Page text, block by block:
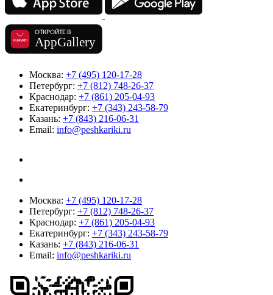
Москва: +7 (495) 120-17-28
Петербург: +7 (812) 748-26-37
Краснодар: +7 (861) 205-04-93
Екатеринбург: +7 (343) 243-58-79
Казань: +7 (843) 216-06-31
Email: info@peshkariki.ru
Москва: +7 (495) 120-17-28
Петербург: +7 (812) 748-26-37
Краснодар: +7 (861) 205-04-93
Екатеринбург: +7 (343) 243-58-79
Казань: +7 (843) 216-06-31
Email: info@peshkariki.ru